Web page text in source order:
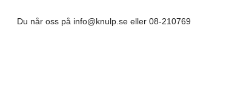
Du når oss på info@knulp.se eller 08-210769